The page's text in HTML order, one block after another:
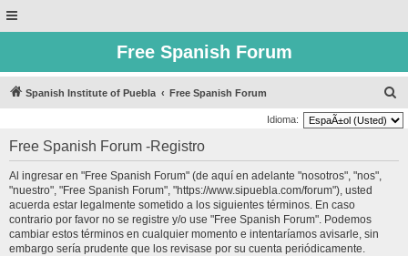
Free Spanish Forum
Spanish Institute of Puebla Free Spanish Forum
u
Idioma:
Free Spanish Forum -Registro
Al ingresar en "Free Spanish Forum" (de aquí en adelante "nosotros", "nos",
"nuestro", "Free Spanish Forum", "https://www.sipuebla.com/forum"), usted
acuerda estar legalmente sometido a los siguientes términos. En caso
contrario por favor no se registre y/o use "Free Spanish Forum". Podemos
cambiar estos términos en cualquier momento e intentaríamos avisarle, sin
embargo sería prudente que los revisase por su cuenta periódicamente.